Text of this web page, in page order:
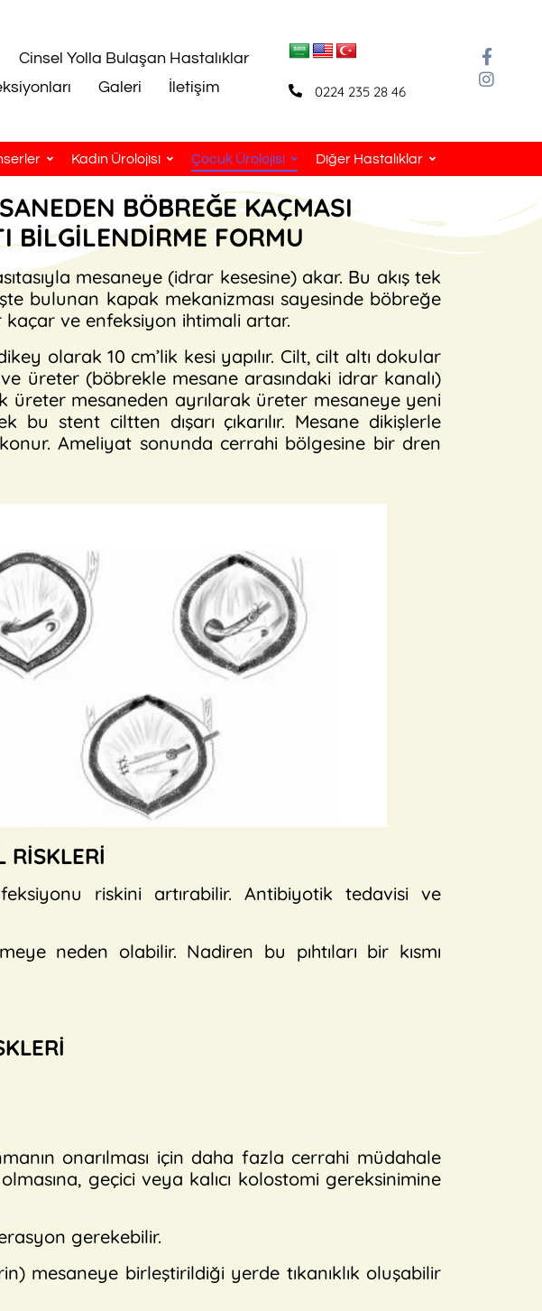
Cinsel Yolla Bulaşan Hastalıklar
Galeri İletişim 0224 235 28 46
Kadın Ürolojisi Çocuk Ürolojisi Diğer Hastalıklar
BÖBREĞE KAÇMASI
BİLGİLENDİRME FORMU
mesaneye (idrar kesesine) akar. Bu akış tek
bulunan kapak mekanizması sayesinde böbreğe
ve enfeksiyon ihtimali artar.
olarak 10 cm’lik kesi yapılır. Cilt, cilt altı dokular
üreter (böbrekle mesane arasındaki idrar kanalı)
mesaneden ayrılarak üreter mesaneye yeni
stent ciltten dışarı çıkarılır. Mesane dikişlerle
Ameliyat sonunda cerrahi bölgesine bir dren
RİSKLERİ
riskini artırabilir. Antibiyotik tedavisi ve
neden olabilir. Nadiren bu pıhtıları bir kısmı
onarılması için daha fazla cerrahi müdahale
geçici veya kalıcı kolostomi gereksinimine
gerekebilir.
mesaneye birleştirildiği yerde tıkanıklık oluşabilir